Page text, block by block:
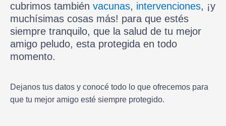
cubrimos también vacunas, intervenciones, ¡y
muchísimas cosas más! para que estés
siempre tranquilo, que la salud de tu mejor
amigo peludo, esta protegida en todo
momento.
Dejanos tus datos y conocé todo lo que ofrecemos para
que tu mejor amigo esté siempre protegido.